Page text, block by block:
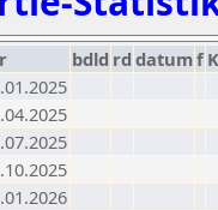
bdld rd datumf K